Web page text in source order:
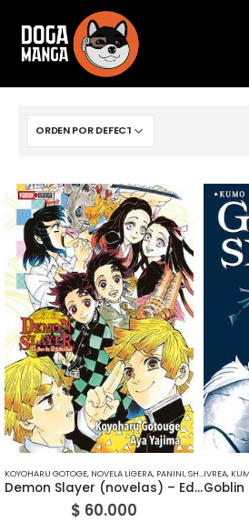
KOYOHARU GOTOGE, NOVELA LIGERA, PANINI,SHONEN
Demon Slayer (novelas) – Edición Panini México
$ 60.000
IVREA,